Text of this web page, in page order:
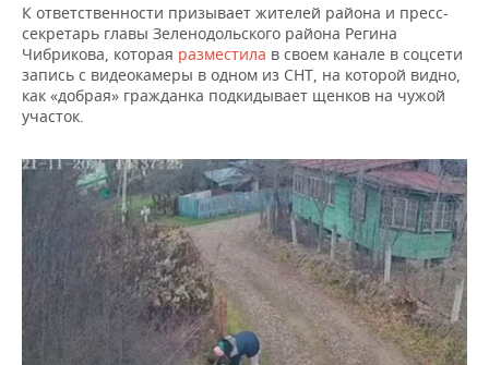
К ответственности призывает жителей района и пресс-
секретарь главы Зеленодольского района Регина
Чибрикова, которая разместила в своем канале в соцсети
запись с видеокамеры в одном из СНТ, на которой видно,
как «добрая» гражданка подкидывает щенков на чужой
участок.